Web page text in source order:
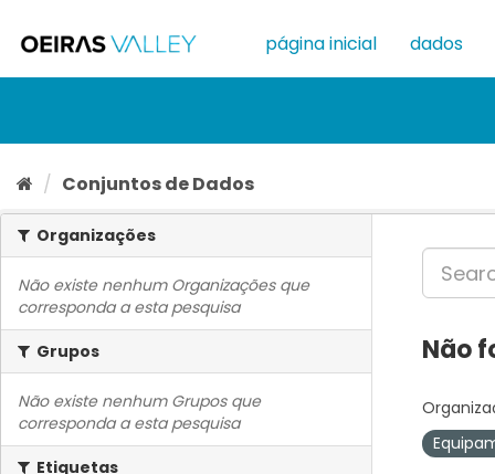
para
conteúdo
página inicial dados
Conjuntos de Dados
Organizações
Não existe nenhum Organizações que
corresponda a esta pesquisa
Grupos
Não existe nenhum Grupos que
corresponda a esta pesquisa
Etiquetas
Não